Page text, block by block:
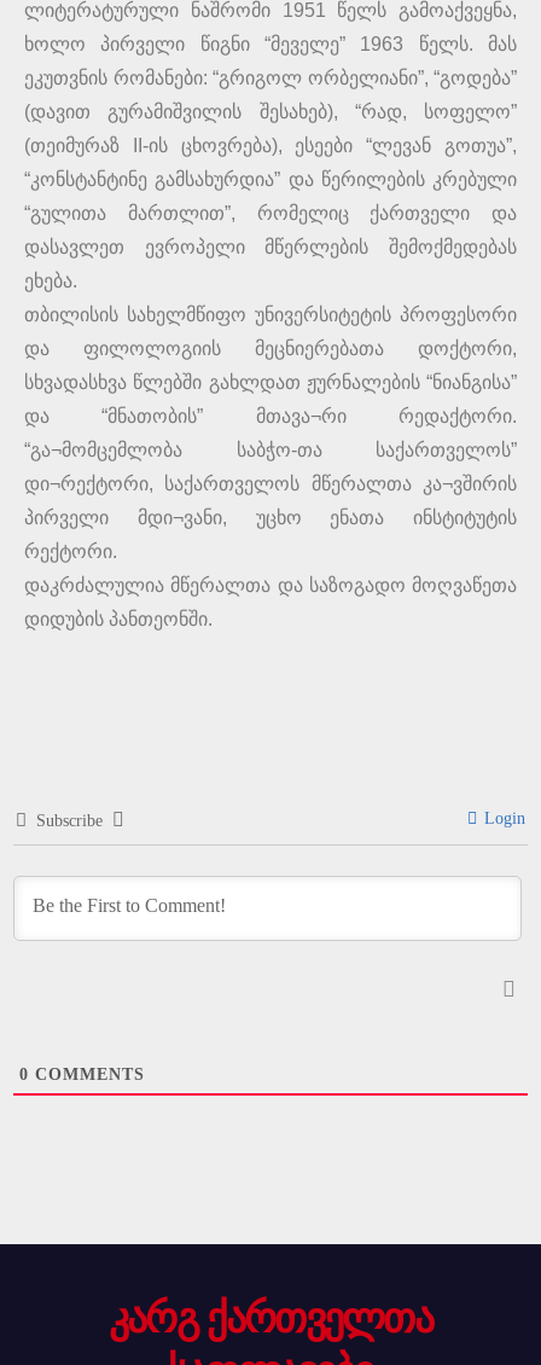
ლიტერატურული ნაშრომი 1951 წელს გამოაქვეყნა,
ხოლო პირველი წიგნი “მეველე” 1963 წელს. მას
ეკუთვნის რომანები: “გრიგოლ ორბელიანი”, “გოდება”
(დავით გურამიშვილის შესახებ), “რად, სოფელო”
(თეიმურაზ II-ის ცხოვრება), ესეები “ლევან გოთუა”,
“კონსტანტინე გამსახურდია” და წერილების კრებული
“გულითა მართლით”, რომელიც ქართველი და
დასავლეთ ევროპელი მწერლების შემოქმედებას
ეხება.
თბილისის სახელმწიფო უნივერსიტეტის პროფესორი
და ფილოლოგიის მეცნიერებათა დოქტორი,
სხვადასხვა წლებში გახლდათ ჟურნალების “ნიანგისა”
და “მნათობის” მთავა¬რი რედაქტორი.
“გა¬მომცემლობა საბჭო-თა საქართველოს”
დი¬რექტორი, საქართველოს მწერალთა კა¬ვშირის
პირველი მდი¬ვანი, უცხო ენათა ინსტიტუტის
რექტორი.
დაკრძალულია მწერალთა და საზოგადო მოღვაწეთა
დიდუბის პანთეონში.
Subscribe Login
0 COMMENTS
კარგ ქართველთა